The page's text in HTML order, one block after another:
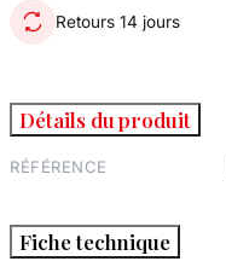
Retours 14 jours
Détails du produit
RÉFÉRENCE
Fiche technique